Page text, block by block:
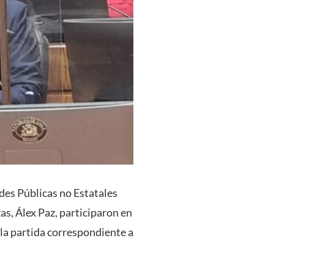
Públicas no Estatales
Álex Paz, participaron en
partida correspondiente a